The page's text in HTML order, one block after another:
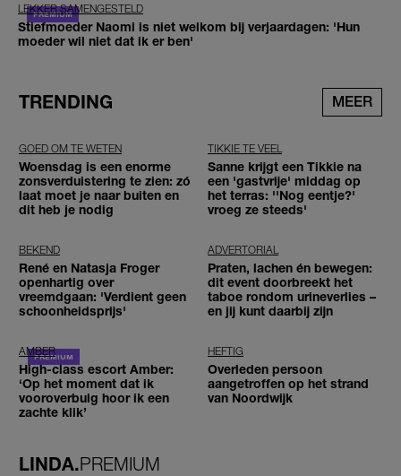
LEKKER SAMENGESTELD
Stiefmoeder Naomi is niet welkom bij verjaardagen: 'Hun
moeder wil niet dat ik er ben'
TRENDING MEER
GOED OM TE WETEN
Woensdag is een enorme
zonsverduistering te zien: zó
laat moet je naar buiten en
dit heb je nodig
TIKKIE TE VEEL
Sanne krijgt een Tikkie na
een 'gastvrije' middag op
het terras: ''Nog eentje?'
vroeg ze steeds'
BEKEND
René en Natasja Froger
openhartig over
vreemdgaan: 'Verdient geen
schoonheidsprijs'
ADVERTORIAL
Praten, lachen én bewegen:
dit event doorbreekt het
taboe rondom urineverlies –
en jij kunt daarbij zijn
AMBER
High-class escort Amber:
‘Op het moment dat ik
vooroverbuig hoor ik een
zachte klik’
HEFTIG
Overleden persoon
aangetroffen op het strand
van Noordwijk
LINDA.PREMIUM